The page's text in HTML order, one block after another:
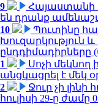
9
Հայաստանի
են դրանք
10
Պուտինը
Խուզարկություն և
ընդդիմադիրները
1
Սոչի
անցկացրել է մեկ
2
Ջուր չի լինի
հուլիսի 29-ը ժամը